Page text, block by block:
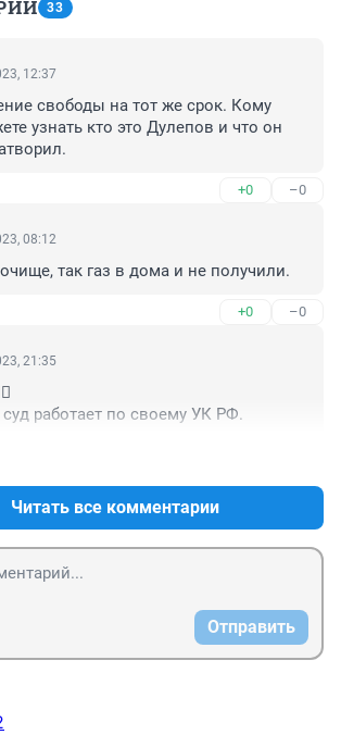
33
12:37
свободы на тот же срок. Кому
узнать кто это Дулепов и что он
+0 –0
08:12
так газ в дома и не получили.
+0 –0
21:35
работает по своему УК РФ.
Читать все комментарии
Отправить